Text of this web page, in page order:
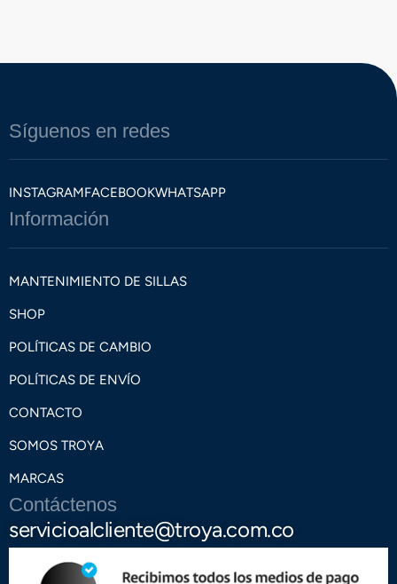
Síguenos en redes
INSTAGRAMFACEBOOKWHATSAPP
Información
MANTENIMIENTO DE SILLAS
SHOP
POLÍTICAS DE CAMBIO
POLÍTICAS DE ENVÍO
CONTACTO
SOMOS TROYA
MARCAS
Contáctenos
servicioalcliente@troya.com.co